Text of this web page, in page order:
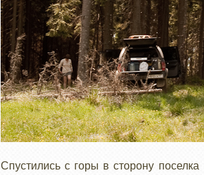
Спустились с горы в сторону